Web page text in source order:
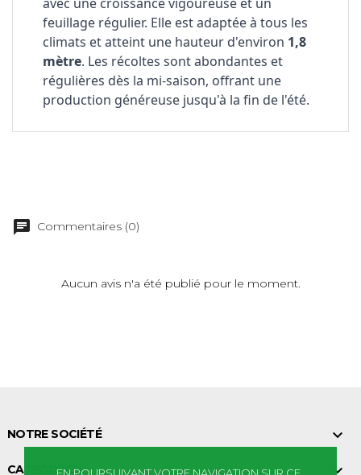
feuillage régulier. Elle est adaptée à tous les
climats et atteint une hauteur d'environ 1,8
mètre. Les récoltes sont abondantes et
régulières dès la mi-saison, offrant une
production généreuse jusqu'à la fin de l'été.
Commentaires (0)
Aucun avis n'a été publié pour le moment.
NOTRE SOCIÉTÉ 
CATEGORIES 